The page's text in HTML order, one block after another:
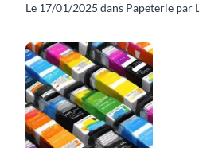
Le 17/01/2025 dans Papeterie par